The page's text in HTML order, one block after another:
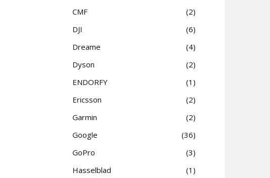
CMF
2
DJI
6
Dreame
4
Dyson
2
ENDORFY
1
Ericsson
2
Garmin
2
Google
36
GoPro
3
Hasselblad
1